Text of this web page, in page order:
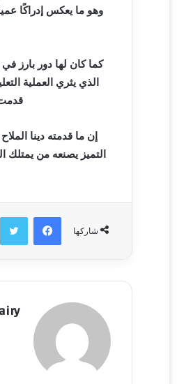
وهو ما يعكس إدراكًا
كما كان لها دور بارز في
الذي يثري العملية
قدمت
إن ما قدمته دينا
التميز يصنعه من يمتلك
شاركها
فيسبوك تويتر